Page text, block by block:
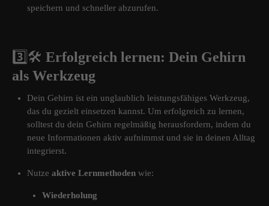
speichern und schneller abzurufen.
3️⃣ 🛠️ Erfolgreich lernen: Dein Gehirn
als Werkzeug
Dein Gehirn ist ein unglaublich leistungsfähiges Werkzeug,
das du gezielt einsetzen kannst. Um erfolgreich zu lernen,
solltest du dein Gehirn regelmäßig herausfordern, indem du
neue Informationen aktiv aufnimmst und sie in deinen Alltag
integrierst.
Nutze aktive Lernmethoden wie:
Wiederholung